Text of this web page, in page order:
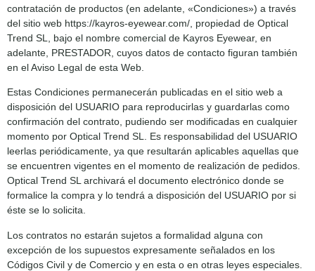
contratación de productos (en adelante, «Condiciones») a través
del sitio web https://kayros-eyewear.com/, propiedad de Optical
Trend SL, bajo el nombre comercial de Kayros Eyewear, en
adelante, PRESTADOR, cuyos datos de contacto figuran también
en el Aviso Legal de esta Web.
Estas Condiciones permanecerán publicadas en el sitio web a
disposición del USUARIO para reproducirlas y guardarlas como
confirmación del contrato, pudiendo ser modificadas en cualquier
momento por Optical Trend SL. Es responsabilidad del USUARIO
leerlas periódicamente, ya que resultarán aplicables aquellas que
se encuentren vigentes en el momento de realización de pedidos.
Optical Trend SL archivará el documento electrónico donde se
formalice la compra y lo tendrá a disposición del USUARIO por si
éste se lo solicita.
Los contratos no estarán sujetos a formalidad alguna con
excepción de los supuestos expresamente señalados en los
Códigos Civil y de Comercio y en esta o en otras leyes especiales.